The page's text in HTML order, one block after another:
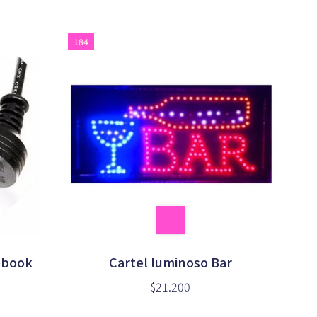
184
Cartel luminoso Bar
$21.200